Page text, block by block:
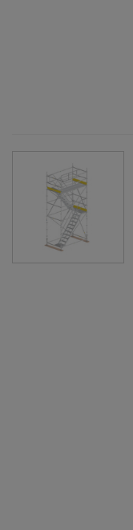
Einwilligung
Zukunft
SIND SIE
VON
DIE USA